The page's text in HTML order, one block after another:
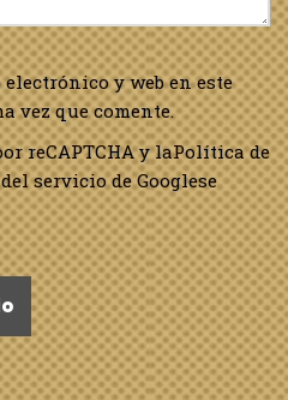
y web en este
vez que comente.
reCAPTCHA y laPolítica de
servicio de Googlese